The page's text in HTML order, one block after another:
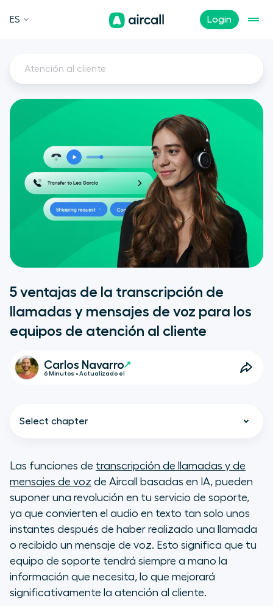
Login
ES
Atención al cliente
5 ventajas de la transcripción de
llamadas y mensajes de voz para los
equipos de atención al cliente
Carlos Navarro
6 Minutos • Actualizado el
Select chapter
Ventajas de la transcripción de
llamadas y mensajes de voz para
la atención al cliente
Cómo implementar la tecnología
de transcripción de llamadas y
mensajes de voz para la atención
al cliente
Las funciones de transcripción de llamadas y de
mensajes de voz de Aircall basadas en IA, pueden
suponer una revolución en tu servicio de soporte,
ya que convierten el audio en texto tan solo unos
instantes después de haber realizado una llamada
o recibido un mensaje de voz. Esto significa que tu
equipo de soporte tendrá siempre a mano la
información que necesita, lo que mejorará
significativamente la atención al cliente.